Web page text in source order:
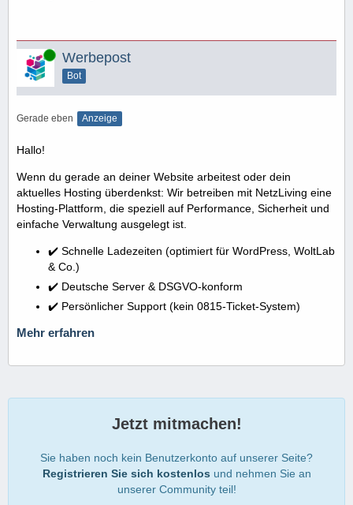
Online Werbepost
Bot
Gerade eben Anzeige
Hallo!
Wenn du gerade an deiner Website arbeitest oder dein
aktuelles Hosting überdenkst: Wir betreiben mit NetzLiving eine
Hosting-Plattform, die speziell auf Performance, Sicherheit und
einfache Verwaltung ausgelegt ist.
✔️ Schnelle Ladezeiten (optimiert für WordPress, WoltLab
& Co.)
✔️ Deutsche Server & DSGVO-konform
✔️ Persönlicher Support (kein 0815-Ticket-System)
Mehr erfahren
Jetzt mitmachen!
Sie haben noch kein Benutzerkonto auf unserer Seite?
Registrieren Sie sich kostenlos und nehmen Sie an
unserer Community teil!